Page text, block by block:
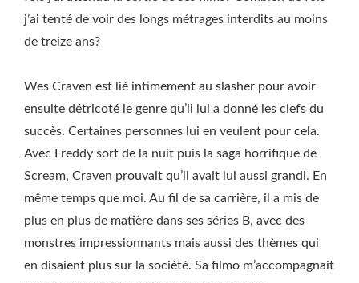
j’ai tenté de voir des longs métrages interdits au moins
de treize ans?
Wes Craven est lié intimement au slasher pour avoir
ensuite détricoté le genre qu’il lui a donné les clefs du
succès. Certaines personnes lui en veulent pour cela.
Avec Freddy sort de la nuit puis la saga horrifique de
Scream, Craven prouvait qu’il avait lui aussi grandi. En
même temps que moi. Au fil de sa carrière, il a mis de
plus en plus de matière dans ses séries B, avec des
monstres impressionnants mais aussi des thèmes qui
en disaient plus sur la société. Sa filmo m’accompagnait